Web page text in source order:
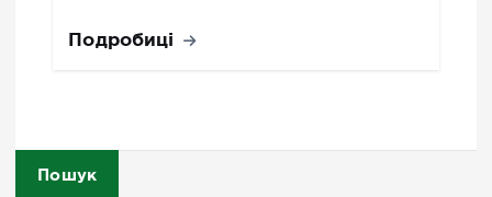
Подробиці
Пошук